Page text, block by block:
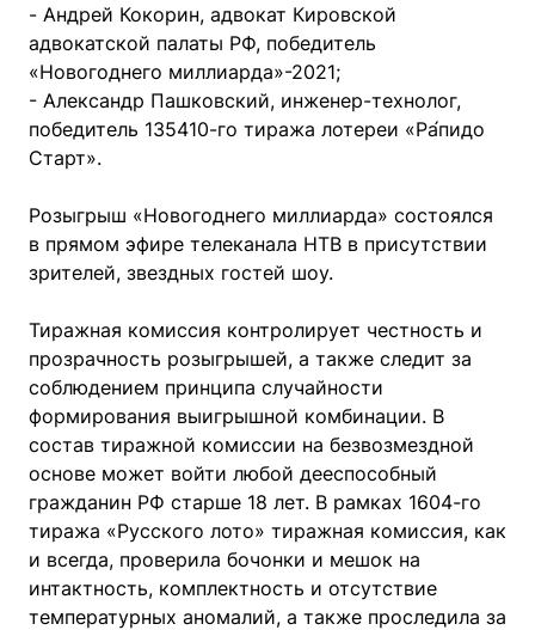
- Андрей Кокорин, адвокат Кировской
адвокатской палаты РФ, победитель
«Новогоднего миллиарда»-2021;
- Александр Пашковский, инженер-технолог,
победитель 135410-го тиража лотереи «Ра́пидо
Старт».
Розыгрыш «Новогоднего миллиарда» состоялся
в прямом эфире телеканала НТВ в присутствии
зрителей, звездных гостей шоу.
Тиражная комиссия контролирует честность и
прозрачность розыгрышей, а также следит за
соблюдением принципа случайности
формирования выигрышной комбинации. В
состав тиражной комиссии на безвозмездной
основе может войти любой дееспособный
гражданин РФ старше 18 лет. В рамках 1604-го
тиража «Русского лото» тиражная комиссия, как
и всегда, проверила бочонки и мешок на
интактность, комплектность и отсутствие
температурных аномалий, а также проследила за